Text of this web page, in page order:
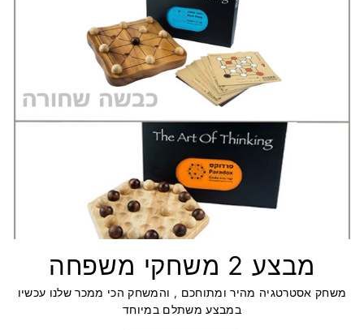
מבצע 2 משחקי משפחה
משחק אסטרטגיה מהיר ומתוחכם , והמשחק הכי ממכר שלנו עכשיו
במבצע משתלם במיוחד